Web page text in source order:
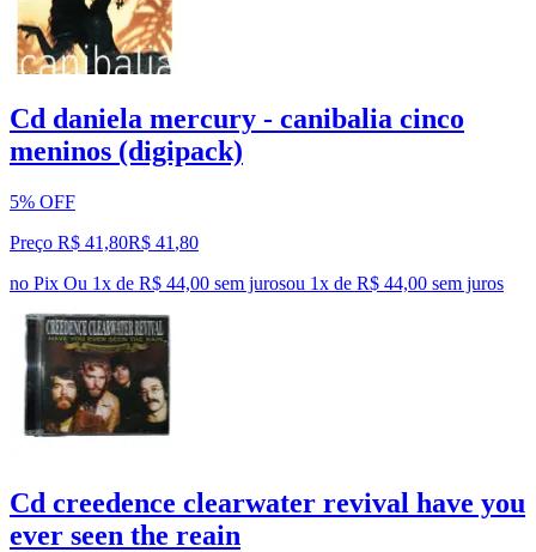
Cd daniela mercury - canibalia cinco
meninos (digipack)
5% OFF
Preço R$ 41,80R$ 41 ,80
no Pix Ou 1x de R$ 44,00 sem jurosou 1x de R$ 44,00 sem juros
Cd creedence clearwater revival have you
ever seen the reain